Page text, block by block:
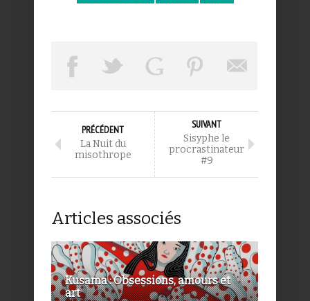
PRÉCÉDENT
La Nuit du
misothrope
SUIVANT
Sisyphe le
procrastinateur
#9
Articles associés
Kusama : Obsessions, amours et
art